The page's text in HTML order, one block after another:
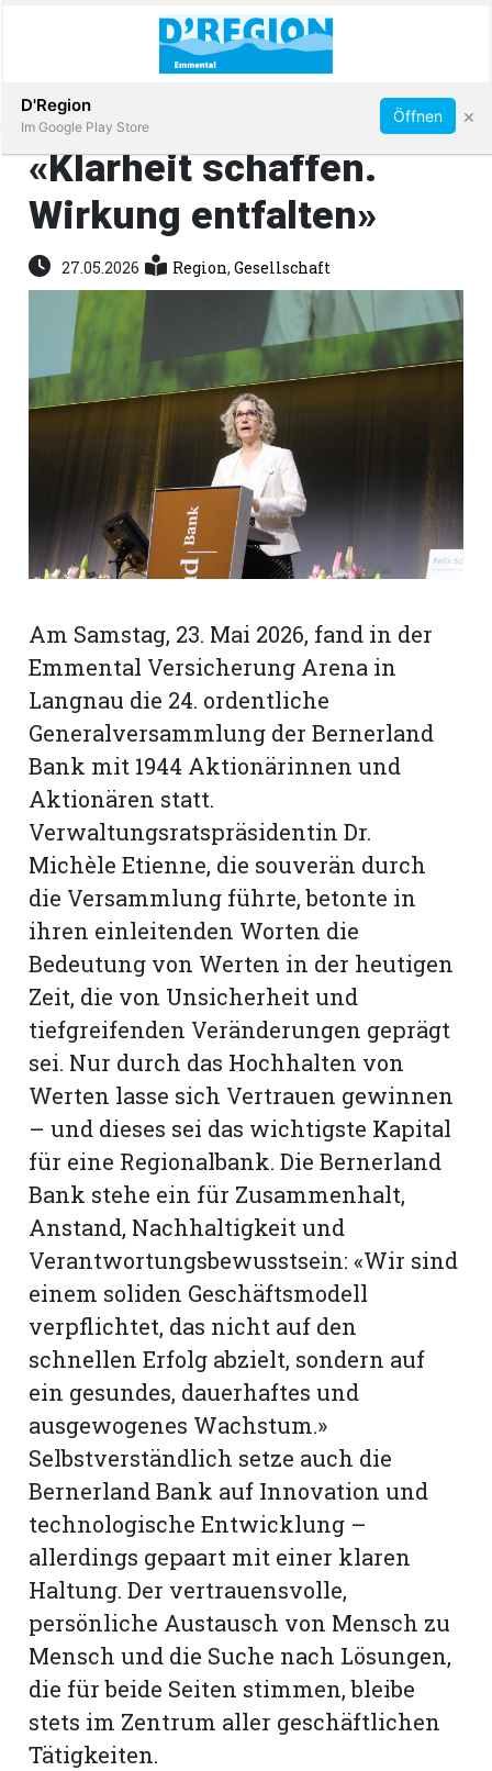
Immobilien
Veranstaltungen
Stellen
E-
Abonnieren
«Klarheit schaffen.
Wirkung entfalten»
27.05.2026 Region,Gesellschaft
Am Samstag, 23. Mai 2026, fand in der
Emmental Versicherung Arena in
Langnau die 24. ordentliche
Generalversammlung der Bernerland
Bank mit 1944 Aktionärinnen und
Aktionären statt.
Verwaltungsratspräsidentin Dr.
Michèle Etienne, die souverän durch
die Versammlung führte, betonte in
ihren einleitenden Worten die
Bedeutung von Werten in der heutigen
Zeit, die von Unsicherheit und
tiefgreifenden Veränderungen geprägt
sei. Nur durch das Hochhalten von
Werten lasse sich Vertrauen gewinnen
– und dieses sei das wichtigste Kapital
für eine Regionalbank. Die Bernerland
Bank stehe ein für Zusammenhalt,
Anstand, Nachhaltigkeit und
Verantwortungsbewusstsein: «Wir sind
einem soliden Geschäftsmodell
verpflichtet, das nicht auf den
schnellen Erfolg abzielt, sondern auf
ein gesundes, dauerhaftes und
ausgewogenes Wachstum.»
Selbstverständlich setze auch die
Bernerland Bank auf Innovation und
technologische Entwicklung –
allerdings gepaart mit einer klaren
Haltung. Der vertrauensvolle,
persönliche Austausch von Mensch zu
Mensch und die Suche nach Lösungen,
die für beide Seiten stimmen, bleibe
stets im Zentrum aller geschäftlichen
Tätigkeiten.
D'Region
Im Google Play Store
Öffnen ×